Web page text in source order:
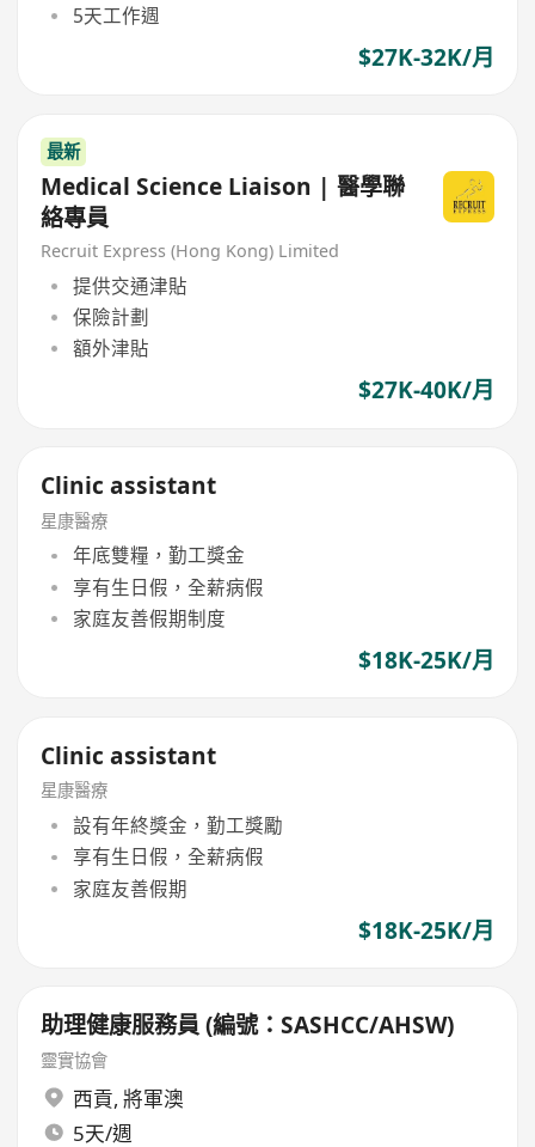
5天工作週
$27K-32K/月
最新
Medical Science Liaison | 醫學聯
絡專員
Recruit Express (Hong Kong) Limited
提供交通津貼
保險計劃
額外津貼
$27K-40K/月
Clinic assistant
星康醫療
年底雙糧，勤工獎金
享有生日假，全薪病假
家庭友善假期制度
$18K-25K/月
Clinic assistant
星康醫療
設有年終獎金，勤工獎勵
享有生日假，全薪病假
家庭友善假期
$18K-25K/月
助理健康服務員 (編號：SASHCC/AHSW)
靈實協會
西貢, 將軍澳
5天/週